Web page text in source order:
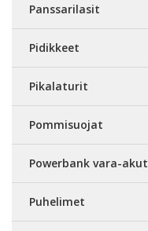
Panssarilasit
Pidikkeet
Pikalaturit
Pommisuojat
Powerbank vara-akut
Puhelimet